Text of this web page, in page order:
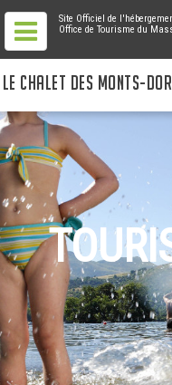
Site Officiel de
Office de Tourisme du
LE CHALET DES MONTS-